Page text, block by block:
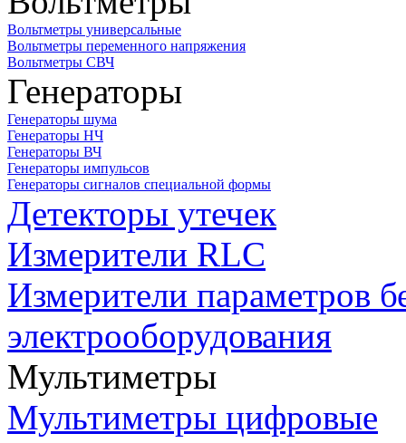
Вольтметры универсальные
Вольтметры переменного напряжения
Вольтметры СВЧ
Генераторы
Генераторы шума
Генераторы НЧ
Генераторы ВЧ
Генераторы импульсов
Генераторы сигналов специальной формы
Детекторы утечек
Измерители RLC
Измерители параметров
электрооборудования
Мультиметры
Мультиметры цифровые